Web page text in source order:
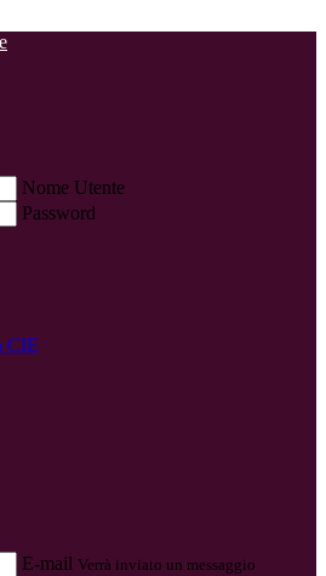
Nome Utente
Password
CIE
E-mail Verrà inviato un messaggio